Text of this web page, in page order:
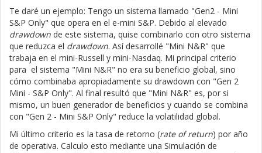
Te daré un ejemplo: Tengo un sistema llamado "Gen2 - Mini
S&P Only" que opera en el e-mini S&P. Debido al elevado
drawdown de este sistema, quise combinarlo con otro sistema
que reduzca el drawdown. Así desarrollé "Mini N&R" que
trabaja en el mini-Russell y mini-Nasdaq. Mi principal criterio
para el sistema "Mini N&R" no era su beneficio global, sino
cómo combinaba apropiadamente su drawdown con "Gen 2
Mini - S&P Only". Al final resultó que "Mini N&R" es, por si
mismo, un buen generador de beneficios y cuando se combina
con "Gen 2 - Mini S&P Only" reduce la volatilidad global.
Mi último criterio es la tasa de retorno (rate of return) por año
de operativa. Calculo esto mediante una Simulación de